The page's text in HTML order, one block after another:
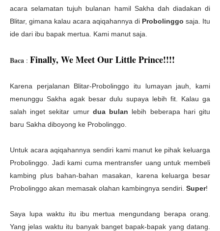
acara selamatan tujuh bulanan hamil Sakha dah diadakan di
Blitar, gimana kalau acara aqiqahannya di Probolinggo saja. Itu
ide dari ibu bapak mertua. Kami manut saja.
Baca : Finally, We Meet Our Little Prince!!!!
Karena perjalanan Blitar-Probolinggo itu lumayan jauh, kami
menunggu Sakha agak besar dulu supaya lebih fit. Kalau ga
salah inget sekitar umur dua bulan lebih beberapa hari gitu
baru Sakha diboyong ke Probolinggo.
Untuk acara aqiqahannya sendiri kami manut ke pihak keluarga
Probolinggo. Jadi kami cuma mentransfer uang untuk membeli
kambing plus bahan-bahan masakan, karena keluarga besar
Probolinggo akan memasak olahan kambingnya sendiri. Super!
Saya lupa waktu itu ibu mertua mengundang berapa orang.
Yang jelas waktu itu banyak banget bapak-bapak yang datang.